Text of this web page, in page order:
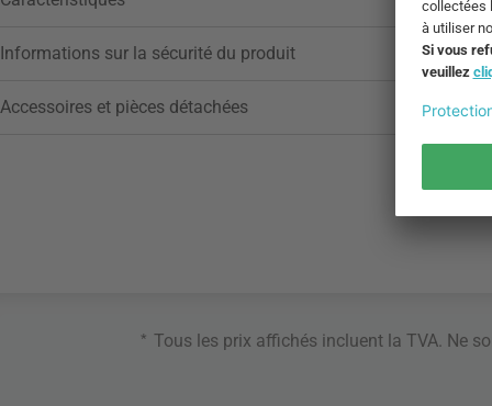
Informations sur la sécurité du produit
Accessoires et pièces détachées
* Tous les prix affichés incluent la TVA. Ne